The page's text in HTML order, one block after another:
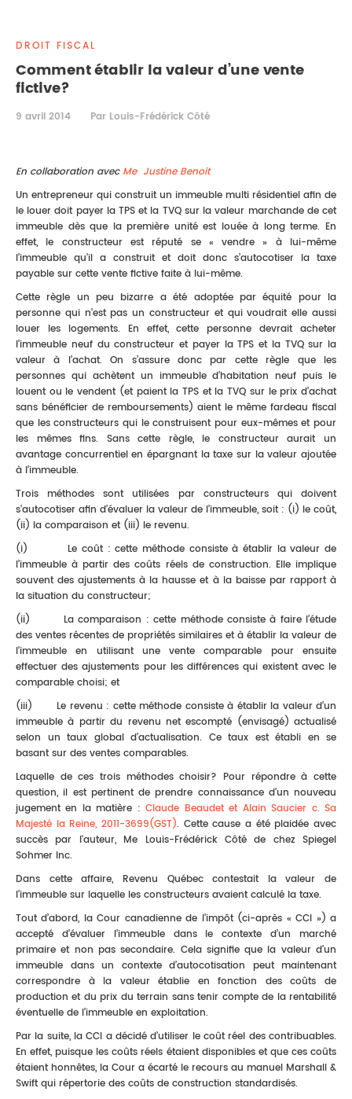
PROPRIÉTÉ INTELLECTUELLE
DROIT FISCAL
Comment établir la valeur d’une vente
fictive?
9 avril 2014 Par Louis-Frédérick Côté
En collaboration avec Me Justine Benoit
Un entrepreneur qui construit un immeuble multi résidentiel afin de
le louer doit payer la TPS et la TVQ sur la valeur marchande de cet
immeuble dès que la première unité est louée à long terme. En
effet, le constructeur est réputé se « vendre » à lui-même
l’immeuble qu’il a construit et doit donc s’autocotiser la taxe
payable sur cette vente fictive faite à lui-même.
Cette règle un peu bizarre a été adoptée par équité pour la
personne qui n’est pas un constructeur et qui voudrait elle aussi
louer les logements. En effet, cette personne devrait acheter
l’immeuble neuf du constructeur et payer la TPS et la TVQ sur la
valeur à l’achat. On s’assure donc par cette règle que les
personnes qui achètent un immeuble d’habitation neuf puis le
louent ou le vendent (et paient la TPS et la TVQ sur le prix d’achat
sans bénéficier de remboursements) aient le même fardeau fiscal
que les constructeurs qui le construisent pour eux-mêmes et pour
les mêmes fins. Sans cette règle, le constructeur aurait un
avantage concurrentiel en épargnant la taxe sur la valeur ajoutée
à l’immeuble.
Trois méthodes sont utilisées par constructeurs qui doivent
s’autocotiser afin d’évaluer la valeur de l’immeuble, soit : (i) le coût,
(ii) la comparaison et (iii) le revenu.
(i) Le coût : cette méthode consiste à établir la valeur de
l’immeuble à partir des coûts réels de construction. Elle implique
souvent des ajustements à la hausse et à la baisse par rapport à
la situation du constructeur;
(ii) La comparaison : cette méthode consiste à faire l’étude
des ventes récentes de propriétés similaires et à établir la valeur de
l’immeuble en utilisant une vente comparable pour ensuite
effectuer des ajustements pour les différences qui existent avec le
comparable choisi; et
(iii) Le revenu : cette méthode consiste à établir la valeur d’un
immeuble à partir du revenu net escompté (envisagé) actualisé
selon un taux global d’actualisation. Ce taux est établi en se
basant sur des ventes comparables.
Laquelle de ces trois méthodes choisir? Pour répondre à cette
question, il est pertinent de prendre connaissance d’un nouveau
jugement en la matière :Claude Beaudet et Alain Saucier c. Sa
Majesté la Reine, 2011-3699(GST). Cette cause a été plaidée avec
succès par l'auteur, Me Louis-Frédérick Côté de chez Spiegel
Sohmer Inc.
Dans cette affaire, Revenu Québec contestait la valeur de
l’immeuble sur laquelle les constructeurs avaient calculé la taxe.
Tout d’abord, la Cour canadienne de l’impôt (ci-après « CCI ») a
accepté d’évaluer l’immeuble dans le contexte d’un marché
primaire et non pas secondaire. Cela signifie que la valeur d’un
immeuble dans un contexte d’autocotisation peut maintenant
correspondre à la valeur établie en fonction des coûts de
production et du prix du terrain sans tenir compte de la rentabilité
éventuelle de l’immeuble en exploitation.
Par la suite, la CCI a décidé d’utiliser le coût réel des contribuables.
En effet, puisque les coûts réels étaient disponibles et que ces coûts
étaient honnêtes, la Cour a écarté le recours au manuel Marshall &
Swift qui répertorie des coûts de construction standardisés.